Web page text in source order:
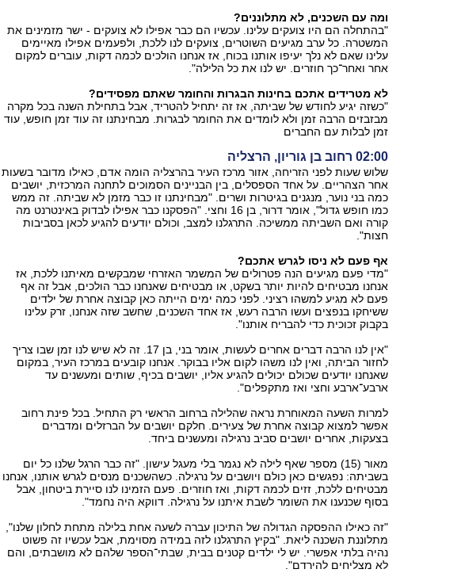
ומה עם השכנים, לא מתלוננים?
"בהתחלה הם היו צועקים עלינו. עכשיו הם כבר אפילו לא צועקים - ישר מזמינים את
המשטרה. כל ערב מגיעים השוטרים, צועקים לנו ללכת, ולפעמים אפילו מאיימים
עלינו שאם לא נלך יעיפו אותנו בכוח, אז אנחנו הולכים לכמה דקות, עוברים למקום
אחר ואחר־כך חוזרים. יש לנו את כל הלילה‭."‬
לא מטרידים אתכם בחינות הבגרות והחומר שאתם מפסידים?
"כשזה יגיע לחודש של שביתה, אז זה יתחיל להטריד, אבל בתחילת השנה בכל מקרה
מבזבזים הרבה זמן ולא לומדים את החומר לבגרות. מבחינתנו זה עוד זמן חופש, עוד
זמן לבלות עם החברים
‭‬‭02:00‬ רחוב בן גוריון, הרצליה
שלוש שעות לפני הזריחה, אזור מרכז העיר בהרצליה הומה אדם, כאילו מדובר בשעות
אחר הצהריים. על אחד הספסלים, בין הבניינים הסמוכים לתחנה המרכזית, יושבים
כמה בני נוער, מנגנים בגיטרות ושרים. "מבחינתנו זו כבר מזמן לא שביתה. זה ממש
כמו חופש גדול‭,"‬ אומר דרור, בן 16 וחצי. "הפסקנו כבר אפילו לבדוק באינטרנט מה
קורה ואם השביתה ממשיכה. התרגלנו למצב, וכולם יודעים להגיע לכאן בסביבות
חצות‭."‬
אף פעם לא ניסו לגרש אתכם?
"מדי פעם מגיעים הנה פטרולים של המשמר האזרחי שמבקשים מאיתנו ללכת, אז
אנחנו מבטיחים להיות יותר בשקט, או מבטיחים שאנחנו כבר הולכים, אבל זה אף
פעם לא מגיע למשהו רציני. לפני כמה ימים הייתה כאן קבוצה אחרת של ילדים
ששיחקו בנפצים ועשו הרבה רעש, אז אחד השכנים, שחשב שזה אנחנו, זרק עלינו
בקבוק זכוכית כדי להבריח אותנו‭."‬
"אין לנו הרבה דברים אחרים לעשות, אומר בני, בן ‭.17‬ זה לא שיש לנו זמן שבו צריך
לחזור הביתה, ואין לנו משהו לקום אליו בבוקר. אנחנו קובעים במרכז העיר, במקום
שאנחנו יודעים שכולם יכולים להגיע אליו, יושבים בכיף, שותים ומעשנים עד
ארבע־ארבע וחצי ואז מתקפלים‭."‬
למרות השעה המאוחרת נראה שהלילה ברחוב הראשי רק התחיל. בכל פינת רחוב
אפשר למצוא קבוצה אחרת של צעירים. חלקם יושבים על הברזלים ומדברים
בצעקות, אחרים יושבים סביב נרגילה ומעשנים ביחד.
מאור ‭(15)‬ מספר שאף לילה לא נגמר בלי מעגל עישון. "זה כבר הרגל שלנו כל יום
בשביתה: נפגשים כאן כולם ויושבים על נרגילה. כשהשכנים מנסים לגרש אותנו, אנחנו
מבטיחים ללכת, זזים לכמה דקות, ואז חוזרים. פעם הזמינו לנו סיירת ביטחון, אבל
בסוף שכנענו את השומר לשבת איתנו על נרגילה. דווקא היה נחמד‭."‬
מתלוננת השכנה ליאת. "בקיץ התרגלנו לזה במידה מסוימת, אבל עכשיו זה פשוט
נהיה בלתי אפשרי. יש לי ילדים קטנים בבית, שבתי־הספר שלהם לא מושבתים, והם
לא מצליחים להירדם‭."‬